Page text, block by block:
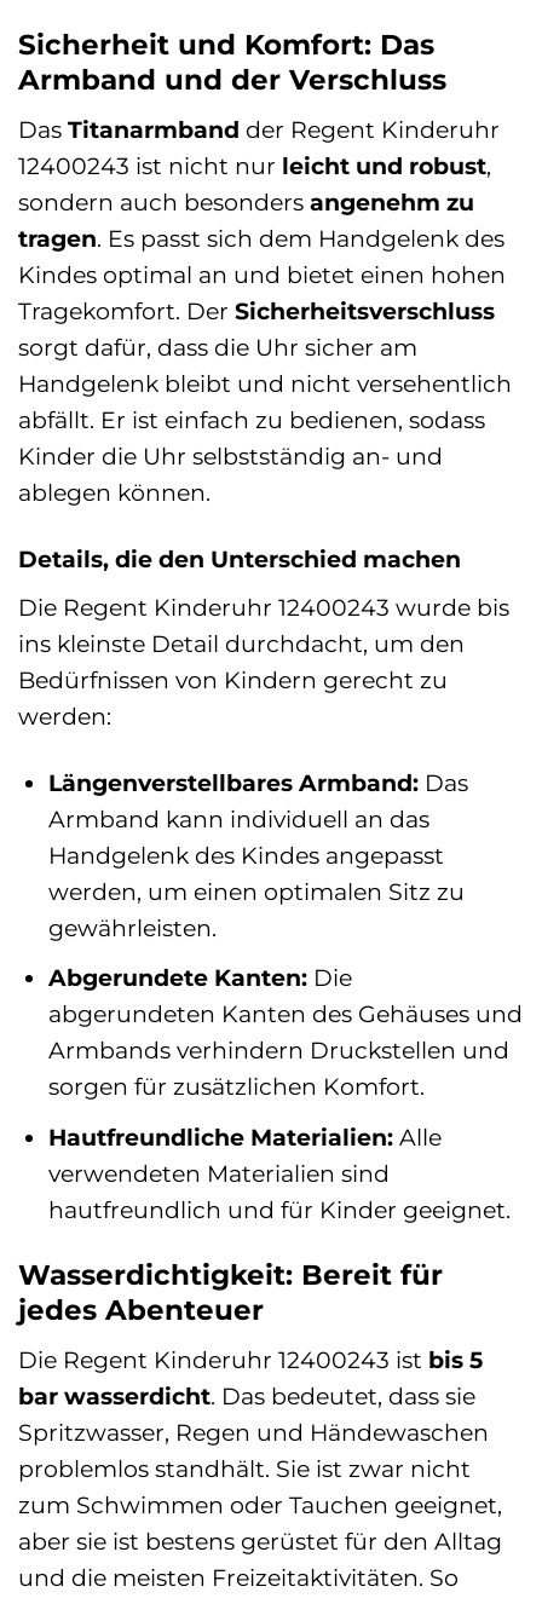
Sicherheit und Komfort: Das
Armband und der Verschluss
Das Titanarmband der Regent Kinderuhr
12400243 ist nicht nur leicht und robust,
sondern auch besonders angenehm zu
tragen. Es passt sich dem Handgelenk des
Kindes optimal an und bietet einen hohen
Tragekomfort. Der Sicherheitsverschluss
sorgt dafür, dass die Uhr sicher am
Handgelenk bleibt und nicht versehentlich
abfällt. Er ist einfach zu bedienen, sodass
Kinder die Uhr selbstständig an- und
ablegen können.
Details, die den Unterschied machen
Die Regent Kinderuhr 12400243 wurde bis
ins kleinste Detail durchdacht, um den
Bedürfnissen von Kindern gerecht zu
werden:
Längenverstellbares Armband:Das
Armband kann individuell an das
Handgelenk des Kindes angepasst
werden, um einen optimalen Sitz zu
gewährleisten.
Abgerundete Kanten:Die
abgerundeten Kanten des Gehäuses und
Armbands verhindern Druckstellen und
sorgen für zusätzlichen Komfort.
Hautfreundliche Materialien:Alle
verwendeten Materialien sind
hautfreundlich und für Kinder geeignet.
Wasserdichtigkeit: Bereit für
jedes Abenteuer
Die Regent Kinderuhr 12400243 ist bis 5
bar wasserdicht. Das bedeutet, dass sie
Spritzwasser, Regen und Händewaschen
problemlos standhält. Sie ist zwar nicht
zum Schwimmen oder Tauchen geeignet,
aber sie ist bestens gerüstet für den Alltag
und die meisten Freizeitaktivitäten. So